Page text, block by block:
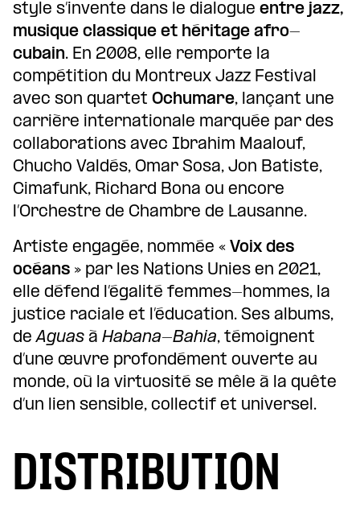
style s’invente dans le dialogue entre jazz,
musique classique et héritage afro-
cubain. En 2008, elle remporte la
compétition du Montreux Jazz Festival
avec son quartet Ochumare, lançant une
carrière internationale marquée par des
collaborations avec Ibrahim Maalouf,
Chucho Valdés, Omar Sosa, Jon Batiste,
Cimafunk, Richard Bona ou encore
l’Orchestre de Chambre de Lausanne.
Artiste engagée, nommée « Voix des
océans » par les Nations Unies en 2021,
elle défend l’égalité femmes-hommes, la
justice raciale et l’éducation. Ses albums,
deAguas à Habana-Bahia, témoignent
d’une œuvre profondément ouverte au
monde, où la virtuosité se mêle à la quête
d’un lien sensible, collectif et universel.
DISTRIBUTION